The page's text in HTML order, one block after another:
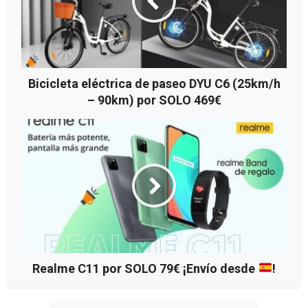
Bicicleta eléctrica de paseo DYU C6 (25km/h
– 90km) por SOLO 469€
Realme C11 por SOLO 79€ ¡Envío desde !